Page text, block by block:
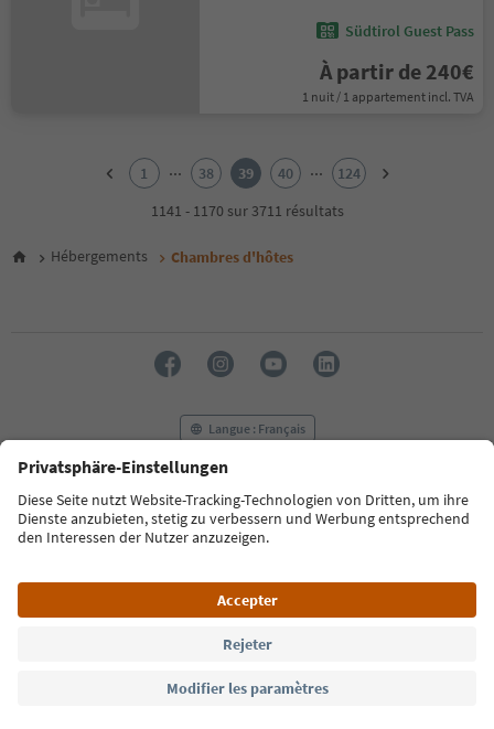
Südtirol Guest Pass
À partir de 240€
1 nuit / 1 appartement incl. TVA
6
16
17
18
19
21
1 ... 38 39 40 ...
124
1141 - 1170 sur 3711 résultats
Hébergements Chambres d'hôtes
Langue : Français
FAQ Contactez-nous Presse
MICE
Politique de confidentialité
Conditions générales
Empreinte
Déclaration d’accessibilité South Tyrol B2B
© 2026 IDM Südtirol